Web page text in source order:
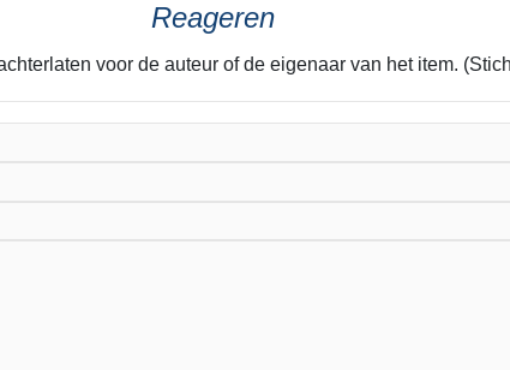
Reageren
voor de auteur of de eigenaar van het item.